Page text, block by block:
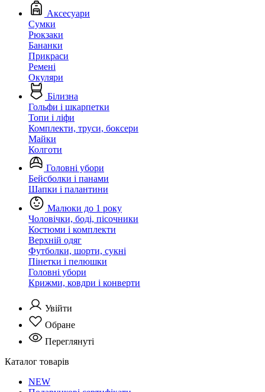
Аксесуари
Сумки
Рюкзаки
Бананки
Прикраси
Ремені
Окуляри
Білизна
Гольфи і шкарпетки
Топи і ліфи
Комплекти, труси, боксери
Майки
Колготи
Головні убори
Бейсболки і панами
Шапки і палантини
Малюки до 1 року
Чоловічки, боді, пісочники
Костюми і комплекти
Верхній одяг
Футболки, шорти, сукні
Пінетки і пелюшки
Головні убори
Крижми, ковдри і конверти
Увійти
Обране
Переглянуті
Каталог товарів
NEW